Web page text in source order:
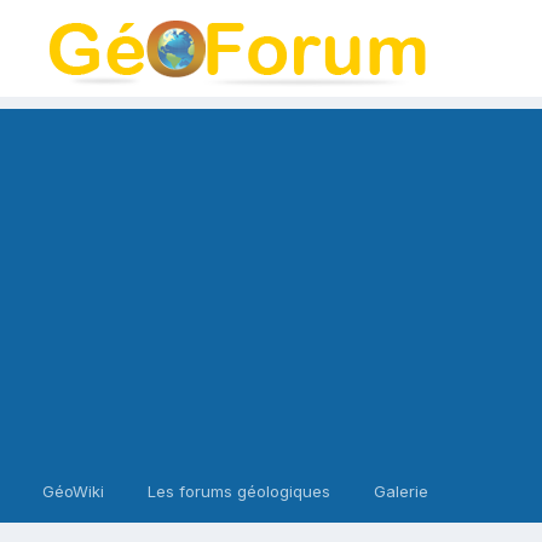
GéoWiki Les forums géologiques Galerie